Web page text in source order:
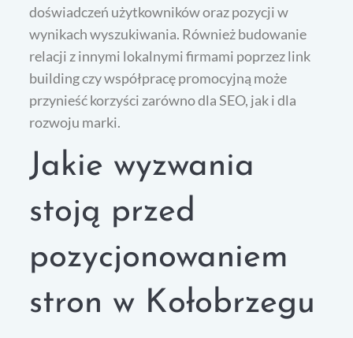
doświadczeń użytkowników oraz pozycji w
wynikach wyszukiwania. Również budowanie
relacji z innymi lokalnymi firmami poprzez link
building czy współpracę promocyjną może
przynieść korzyści zarówno dla SEO, jak i dla
rozwoju marki.
Jakie wyzwania
stoją przed
pozycjonowaniem
stron w Kołobrzegu